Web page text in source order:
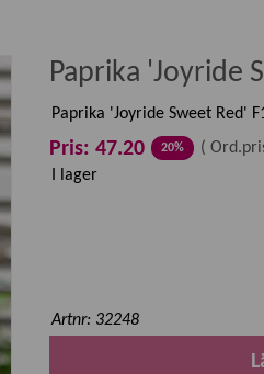
Paprika 'Joyride
Paprika 'Joyride Sweet Red'
Pris: 47.20 20% (
I lager
Artnr: 32248